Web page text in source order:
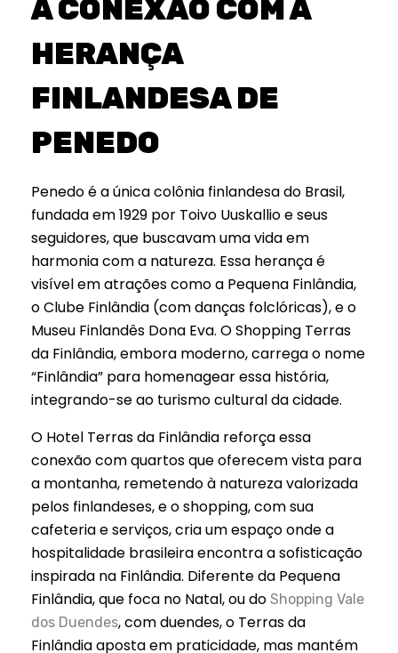
A CONEXÃO COM A
HERANÇA
FINLANDESA DE
PENEDO
Penedo é a única colônia finlandesa do Brasil,
fundada em 1929 por Toivo Uuskallio e seus
seguidores, que buscavam uma vida em
harmonia com a natureza. Essa herança é
visível em atrações como a Pequena Finlândia,
o Clube Finlândia (com danças folclóricas), e o
Museu Finlandês Dona Eva. O Shopping Terras
da Finlândia, embora moderno, carrega o nome
“Finlândia” para homenagear essa história,
integrando-se ao turismo cultural da cidade.
O Hotel Terras da Finlândia reforça essa
conexão com quartos que oferecem vista para
a montanha, remetendo à natureza valorizada
pelos finlandeses, e o shopping, com sua
cafeteria e serviços, cria um espaço onde a
hospitalidade brasileira encontra a sofisticação
inspirada na Finlândia. Diferente da Pequena
Finlândia, que foca no Natal, ou do Shopping Vale
dos Duendes, com duendes, o Terras da
Finlândia aposta em praticidade, mas mantém